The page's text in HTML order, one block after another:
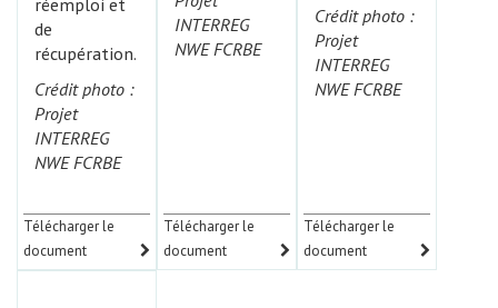
de
récupération.
Crédit photo :
Projet
INTERREG
NWE FCRBE
Télécharger le
document
INTERREG
NWE FCRBE
Télécharger le
document
Crédit photo :
Projet
INTERREG
NWE FCRBE
Télécharger le
document